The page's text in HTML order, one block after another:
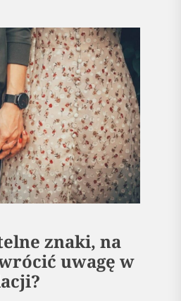
znaki, na
uwagę w